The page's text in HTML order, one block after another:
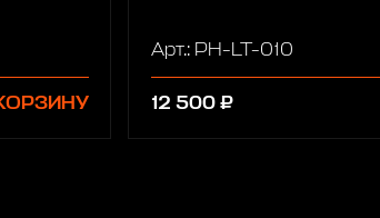
Арт.: PH-LT-010
12 500 ₽